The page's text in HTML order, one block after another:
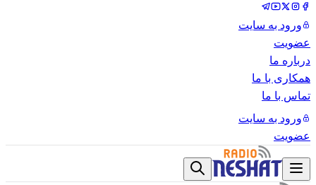
ورود به سایت
عضویت
درباره ما
همکاری با ما
تماس با ما
ورود به سایت
عضویت